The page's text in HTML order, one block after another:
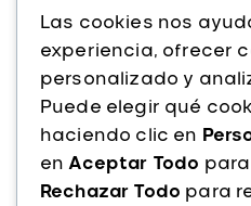
Alfaparf Milano es
en cuidado capilar
de 40 años de
productos de alta
innovación,
Las cookies nos
experiencia, ofrecer
personalizado y
Puede elegir qué
haciendo clic en
en Aceptar Todo
Rechazar Todo para